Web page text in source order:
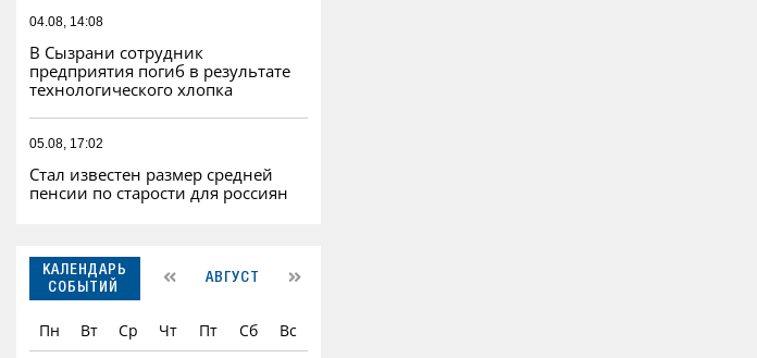
04.08, 14:08
В Сызрани сотрудник
предприятия погиб в результате
технологического хлопка
05.08, 17:02
Стал известен размер средней
пенсии по старости для россиян
КАЛЕНДАРЬ
СОБЫТИЙ
АВГУСТ
Пн Вт Ср Чт Пт Сб Вс